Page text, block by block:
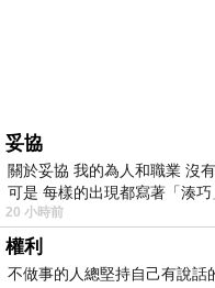
妥協
關於妥協 我的為人和職業 沒
可是 每樣的出現都寫著「湊
20 小時前
權利
不做事的人總堅持自己有說話